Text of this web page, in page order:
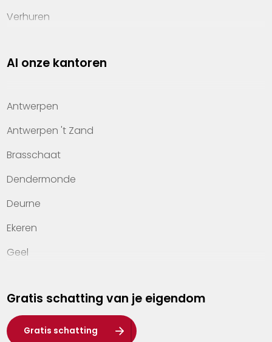
Verhuren
Property management
Kennis van wonen
Kantoren
Veelgestelde vragen
Werken bij Heylen Vastgoed
Contact
Al onze kantoren
Antwerpen
Antwerpen 't Zand
Brasschaat
Dendermonde
Deurne
Ekeren
Geel
Hasselt
Heist-op-den-Berg
Gratis schatting van je eigendom
Gratis schatting